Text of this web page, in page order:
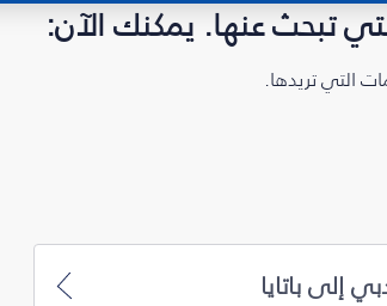
تبحث عنها. يمكنك الآن:
التي تريدها.
إلى باتايا